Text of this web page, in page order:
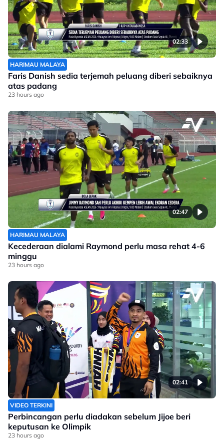
02:33
HARIMAU MALAYA
Faris Danish sedia terjemah peluang diberi sebaiknya
atas padang
23 hours ago
02:47
HARIMAU MALAYA
Kecederaan dialami Raymond perlu masa rehat 4-6
minggu
23 hours ago
02:41
VIDEO TERKINI
Perbincangan perlu diadakan sebelum Jijoe beri
keputusan ke Olimpik
23 hours ago